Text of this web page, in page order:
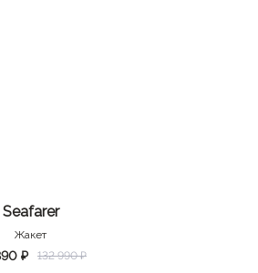
Seafarer
Жакет
₽ 132 990 ₽